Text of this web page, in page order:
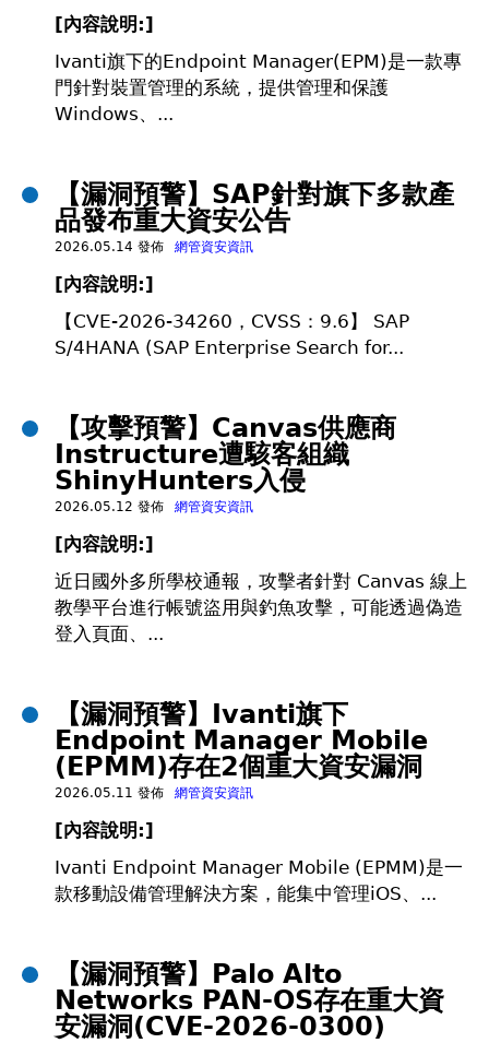
[內容說明:]
Ivanti旗下的Endpoint Manager(EPM)是一款專
門針對裝置管理的系統，提供管理和保護
Windows、...
【漏洞預警】SAP針對旗下多款產
品發布重大資安公告
2026.05.14 發佈 網管資安資訊
[內容說明:]
【CVE-2026-34260，CVSS：9.6】 SAP
S/4HANA (SAP Enterprise Search for...
【攻擊預警】Canvas供應商
Instructure遭駭客組織
ShinyHunters入侵
2026.05.12 發佈 網管資安資訊
[內容說明:]
近日國外多所學校通報，攻擊者針對 Canvas 線上
教學平台進行帳號盜用與釣魚攻擊，可能透過偽造
登入頁面、...
【漏洞預警】Ivanti旗下
Endpoint Manager Mobile
(EPMM)存在2個重大資安漏洞
2026.05.11 發佈 網管資安資訊
[內容說明:]
Ivanti Endpoint Manager Mobile (EPMM)是一
款移動設備管理解決方案，能集中管理iOS、...
【漏洞預警】Palo Alto
Networks PAN-OS存在重大資
安漏洞(CVE-2026-0300)